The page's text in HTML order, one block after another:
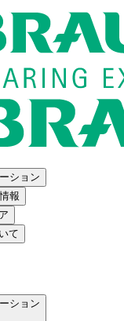
ション
ション
ンテナンスプログラ
内の修理サービスセ
報
椎椎間板ヘルニアに
ー・ブラウンエース
て
ション